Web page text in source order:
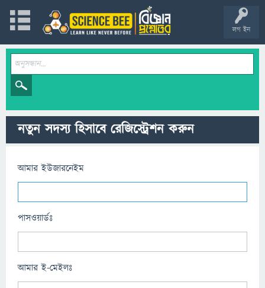
লগ ইন
নতুন সদস্য হিসাবে রেজিস্ট্রেশন করুন
আমার ইউজারনেইম
পাসওয়ার্ডঃ
আমার ই-মেইলঃ